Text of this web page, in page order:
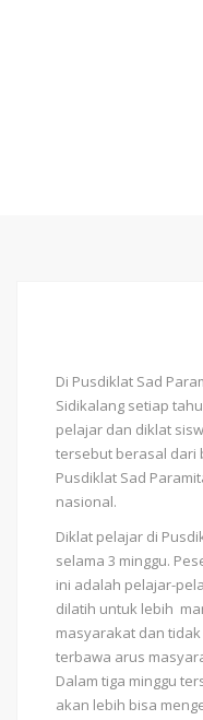
Di Pusdiklat Sad
Sidikalang setiap
pelajar dan diklat
tersebut berasal dari
Pusdiklat Sad
nasional.
Diklat pelajar di
selama 3 minggu.
ini adalah pelajar-
dilatih untuk lebih
masyarakat dan tidak
terbawa arus
Dalam tiga minggu
akan lebih bisa